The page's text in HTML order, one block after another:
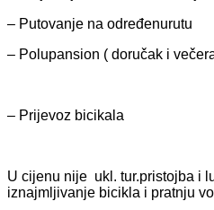
– Putovanje na određenurutu
– Polupansion ( doručak i
– Prijevoz bicikala
U cijenu nije ukl. tur.pristojba i
iznajmljivanje bicikla i pratnju